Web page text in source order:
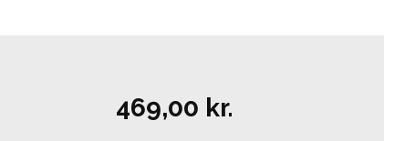
469,00 kr.